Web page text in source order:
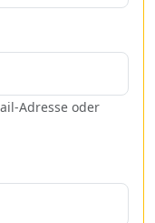
Adresse oder